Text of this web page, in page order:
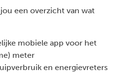
een overzicht van wat
mobiele app voor het
meter
en energievreters